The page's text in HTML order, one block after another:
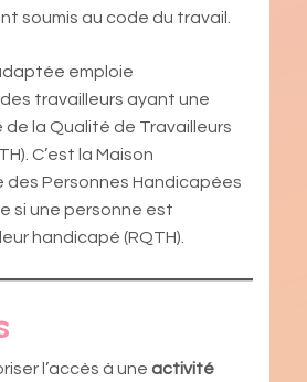
soumis au code du travail.
emploie
travailleurs ayant une
la Qualité de Travailleurs
C’est la Maison
Personnes Handicapées
si une personne est
handicapé (RQTH).
l’accès à une activité